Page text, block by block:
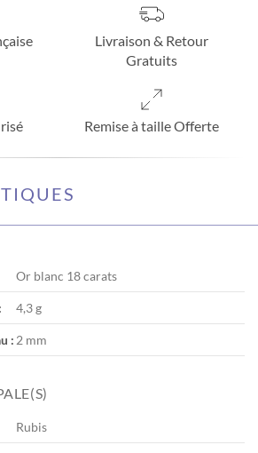
Livraison & Retour
Gratuits
Remise à taille Offerte
Or blanc 18 carats
4,3 g
: 2 mm
Rubis